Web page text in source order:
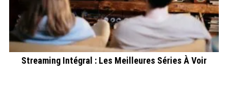
Streaming Intégral : Les Meilleures Séries À Voir